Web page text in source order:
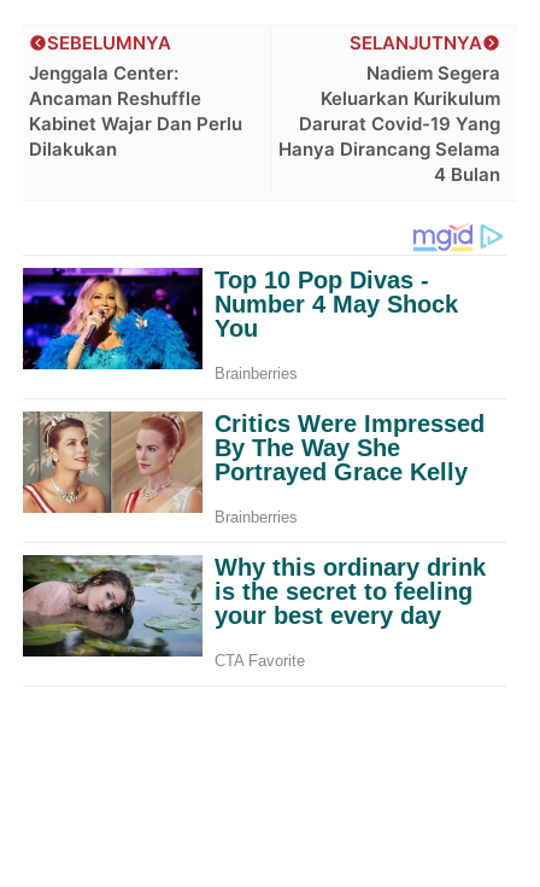
SELANJUTNYA
Nadiem Segera
Keluarkan Kurikulum
Darurat Covid-19 Yang
Hanya Dirancang Selama
4 Bulan
SEBELUMNYA
Jenggala Center:
Ancaman Reshuffle
Kabinet Wajar Dan Perlu
Dilakukan